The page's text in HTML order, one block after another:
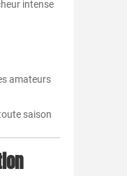
intense
amateurs
saison